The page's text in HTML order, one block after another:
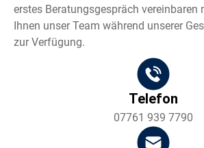
erstes Beratungsgespräch vereinbaren
Ihnen unser Team während unserer
zur Verfügung.
Telefon
07761 939 7790